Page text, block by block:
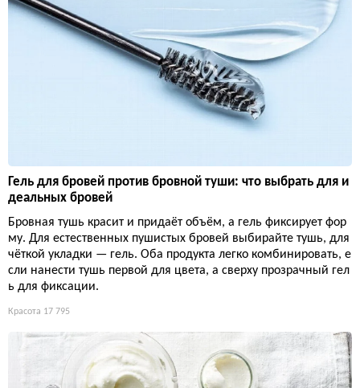
Гель для бровей против бровной туши: что выбрать для и
деальных бровей
Бровная тушь красит и придаёт объём, а гель фиксирует фор
му. Для естественных пушистых бровей выбирайте тушь, для
чёткой укладки — гель. Оба продукта легко комбинировать, е
сли нанести тушь первой для цвета, а сверху прозрачный гел
ь для фиксации.
Красота 17 795